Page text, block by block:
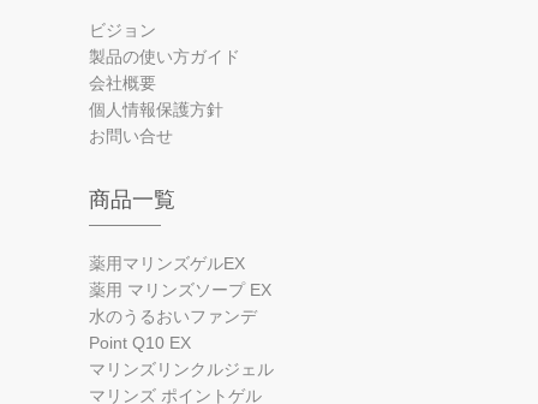
ビジョン
製品の使い方ガイド
会社概要
個人情報保護方針
お問い合せ
商品一覧
薬用マリンズゲルEX
薬用 マリンズソープ EX
水のうるおいファンデ
Point Q10 EX
マリンズリンクルジェル
マリンズ ポイントゲル